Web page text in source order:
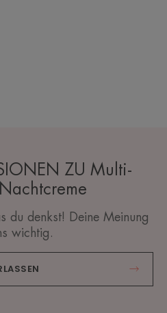
ZU Multi-
du denkst! Deine Meinung
wichtig.